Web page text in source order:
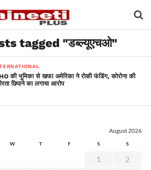
tagged "डब्ल्यूएचओ"
की भूमिका से खफा अमेरिका ने रोकी फंडिंग, कोरोना की
छिपाने का लगाया आरोप
August 2026
W T F S S
1
2